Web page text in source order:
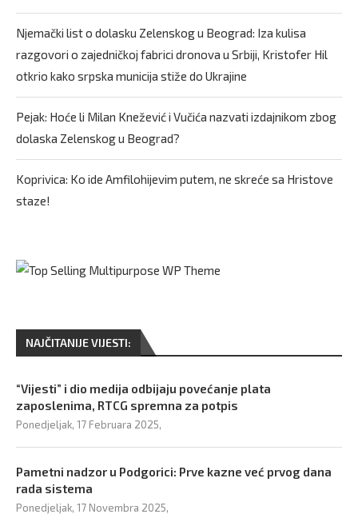
Njemački list o dolasku Zelenskog u Beograd: Iza kulisa
razgovori o zajedničkoj fabrici dronova u Srbiji, Kristofer Hil
otkrio kako srpska municija stiže do Ukrajine
Pejak: Hoće li Milan Knežević i Vučića nazvati izdajnikom zbog
dolaska Zelenskog u Beograd?
Koprivica: Ko ide Amfilohijevim putem, ne skreće sa Hristove
staze!
NAJČITANIJE VIJESTI:
“Vijesti” i dio medija odbijaju povećanje plata
zaposlenima, RTCG spremna za potpis
Ponedjeljak, 17 Februara 2025,
Pametni nadzor u Podgorici: Prve kazne već prvog dana
rada sistema
Ponedjeljak, 17 Novembra 2025,